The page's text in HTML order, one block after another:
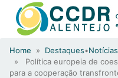
Home » Destaques•Notícias
» Política europeia de
para a cooperação